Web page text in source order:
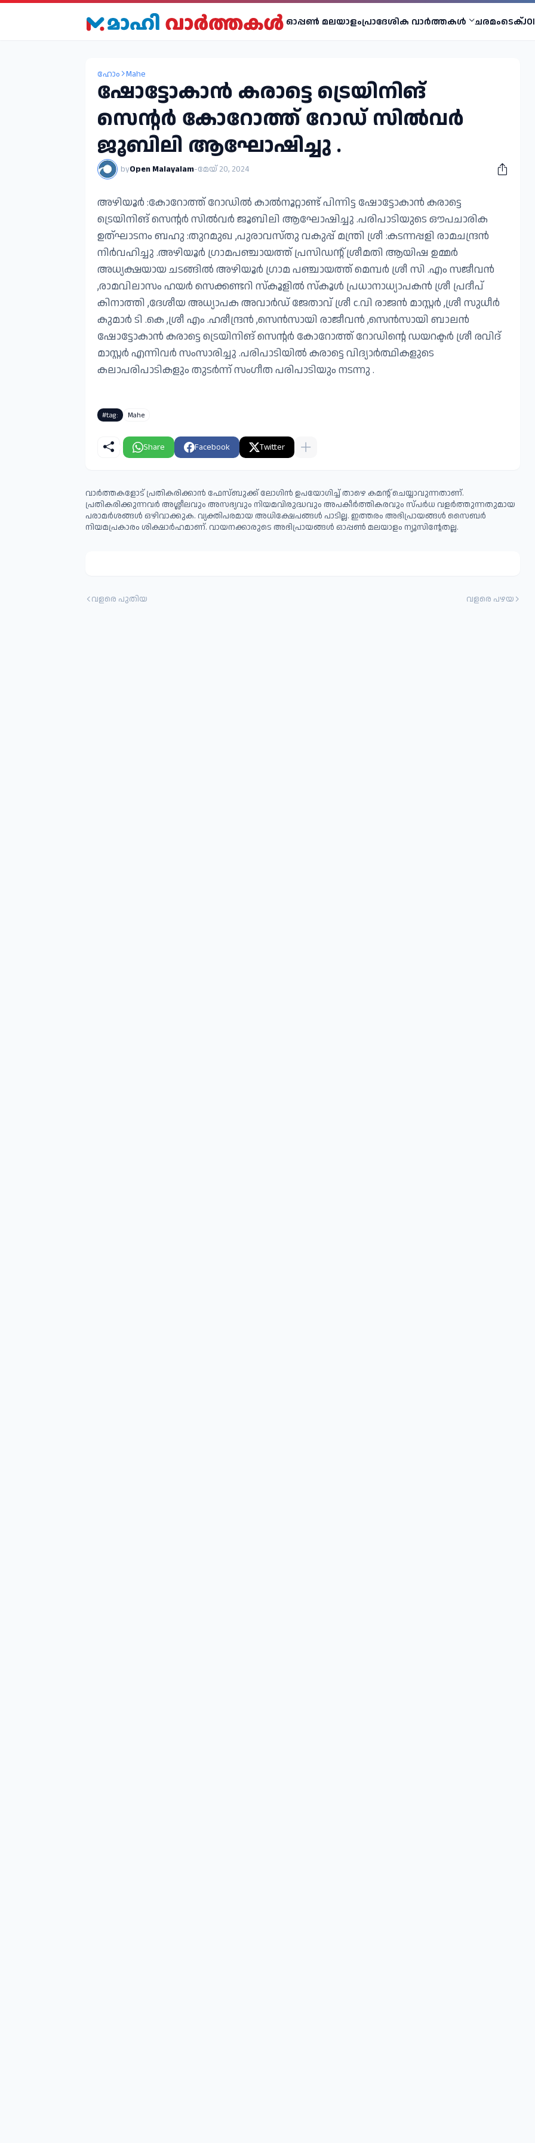
ഓപ്പണ്‍ മലയാളംപ്രാദേശിക വാര്‍ത്തകള്‍ ചരമംടെക്
ഹോം Mahe
ഷോട്ടോകാൻ കരാട്ടെ ട്രെയിനിങ്
സെന്റർ കോറോത്ത് റോഡ് സിൽവർ
ജൂബിലി ആഘോഷിച്ചു .
byOpen Malayalam-മേയ് 20, 2024
അഴിയൂർ :കോറോത്ത് റോഡിൽ കാൽനൂറ്റാണ്ട് പിന്നിട്ട ഷോട്ടോകാൻ കരാട്ടെ
ട്രെയിനിങ് സെന്റർ സിൽവർ ജൂബിലി ആഘോഷിച്ചു .പരിപാടിയുടെ ഔപചാരിക
ഉത്ഘാടനം ബഹു :തുറമുഖ ,പുരാവസ്തു വകുപ്പ് മന്ത്രി ശ്രീ :കടന്നപ്പളി രാമചന്ദ്രൻ
നിർവഹിച്ചു .അഴിയൂർ ഗ്രാമപഞ്ചായത്ത് പ്രസിഡന്റ് ശ്രീമതി ആയിഷ ഉമ്മർ
അധ്യക്ഷയായ ചടങ്ങിൽ അഴിയൂർ ഗ്രാമ പഞ്ചായത്ത് മെമ്പർ ശ്രീ സി .എം സജീവൻ
,രാമവിലാസം ഹയർ സെക്കണ്ടറി സ്‌കൂളിൽ സ്‌കൂൾ പ്രധാനാധ്യാപകൻ ശ്രീ പ്രദീപ്
കിനാത്തി ,ദേശീയ അധ്യാപക അവാർഡ് ജേതാവ് ശ്രീ c.വി രാജൻ മാസ്റ്റർ ,ശ്രീ സുധീർ
കുമാർ ടി .കെ ,ശ്രീ എം .ഹരീന്ദ്രൻ ,സെൻസായി രാജീവൻ ,സെൻസായി ബാലൻ
ഷോട്ടോകാൻ കരാട്ടെ ട്രെയിനിങ് സെന്റർ കോറോത്ത് റോഡിന്റെ ഡയറക്ടർ ശ്രീ രവിദ്
മാസ്റ്റർ എന്നിവർ സംസാരിച്ചു .പരിപാടിയിൽ കരാട്ടെ വിദ്യാർത്ഥികളുടെ
കലാപരിപാടികളും തുടർന്ന് സംഗീത പരിപാടിയും നടന്നു .
#tag: Mahe
Share Facebook Twitter
വാർത്തകളോട് പ്രതികരിക്കാൻ ഫേസ്ബുക്ക് ലോഗിൻ ഉപയോഗിച്ച് താഴെ കമന്റ് ചെയ്യാവുന്നതാണ്.
പ്രതികരിക്കുന്നവര്‍ അശ്ലീലവും അസഭ്യവും നിയമവിരുദ്ധവും അപകീര്‍ത്തികരവും സ്പര്‍ധ വളര്‍ത്തുന്നതുമായ
പരാമര്‍ശങ്ങള്‍ ഒഴിവാക്കുക. വ്യക്തിപരമായ അധിക്ഷേപങ്ങള്‍ പാടില്ല. ഇത്തരം അഭിപ്രായങ്ങള്‍ സൈബര്‍
നിയമപ്രകാരം ശിക്ഷാര്‍ഹമാണ്. വായനക്കാരുടെ അഭിപ്രായങ്ങള്‍ ഓപ്പൺ മലയാളം ന്യൂസിന്റേതല്ല.
വളരെ പുതിയ വളരെ പഴയ